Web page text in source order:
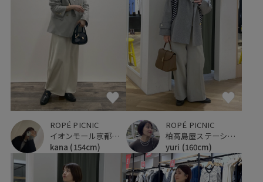
ROPÉ PICNIC
イオンモール京都桂川
kana (154cm)
ROPÉ PICNIC
柏高島屋ステーションモール
yuri (160cm)